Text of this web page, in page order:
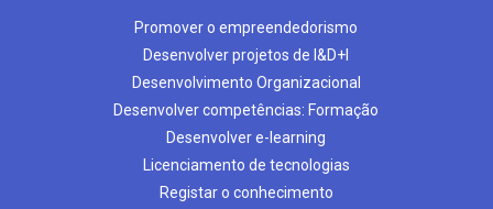
Promover o empreendedorismo
Desenvolver projetos de I&D+I
Desenvolvimento Organizacional
Desenvolver competências: Formação
Desenvolver e-learning
Licenciamento de tecnologias
Registar o conhecimento